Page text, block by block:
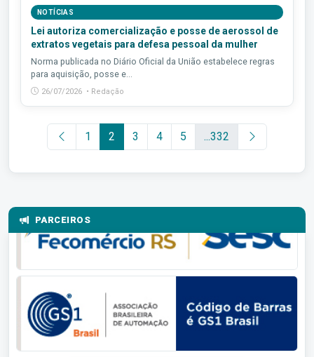
NOTÍCIAS
Lei autoriza comercialização e posse de aerossol de
extratos vegetais para defesa pessoal da mulher
Norma publicada no Diário Oficial da União estabelece regras
para aquisição, posse e...
26/07/2026 • Redação
1 2 3 4 5 ...332
PARCEIROS